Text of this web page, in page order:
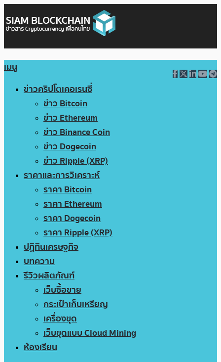
เมนู
ข่าวคริปโตเคอเรนซี่
ข่าว Bitcoin
ข่าว Ethereum
ข่าว Binance Coin
ข่าว Dogecoin
ข่าว Ripple (XRP)
ราคาและการวิเคราะห์
ราคา Bitcoin
ราคา Ethereum
ราคา Dogecoin
ราคา Ripple (XRP)
ปฏิทินเศรษฐกิจ
บทความ
รีวิวผลิตภัณฑ์
เว็บซื้อขาย
กระเป๋าเก็บเหรียญ
เครื่องขุด
เว็บขุดแบบ Cloud Mining
ห้องเรียน